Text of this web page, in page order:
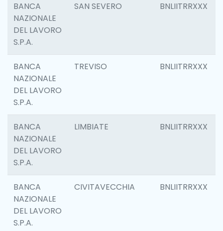
BANCA
NAZIONALE
DEL LAVORO
S.P.A.
SAN SEVERO BNLIITRRXXX
BANCA
NAZIONALE
DEL LAVORO
S.P.A.
TREVISO BNLIITRRXXX
BANCA
NAZIONALE
DEL LAVORO
S.P.A.
LIMBIATE BNLIITRRXXX
BANCA
NAZIONALE
DEL LAVORO
S.P.A.
CIVITAVECCHIA BNLIITRRXXX